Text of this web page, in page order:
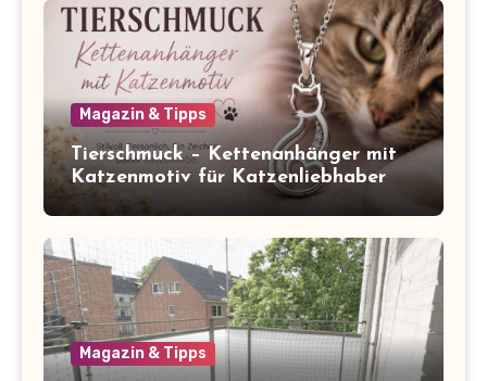
Magazin & Tipps
Tierschmuck – Kettenanhänger mit
Katzenmotiv für Katzenliebhaber
Magazin & Tipps